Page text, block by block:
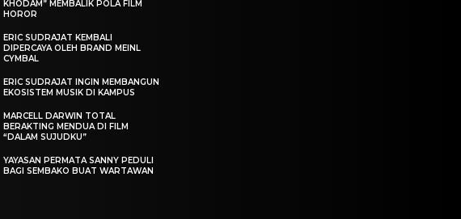
KHODAM” MEMBALIK POLA FILM
HOROR
ERIC SUDRAJAT KEMBALI
DIPERCAYA OLEH BRAND MEINL
CYMBAL
ERIC SUDRAJAT INGIN MEMBANGUN
EKOSISTEM MUSIK DI KAMPUS
MARCELL DARWIN TOTAL
BERAKTING MENDUA DI FILM
“DALAM SUJUDKU”
YAYASAN PERMATA SANNY PEDULI
BAGI SEMBAKO BUAT WARTAWAN